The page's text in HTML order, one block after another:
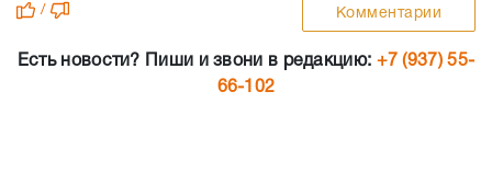
/ Комментарии
Есть новости? Пиши и звони в редакцию: +7 (937) 55-
66-102